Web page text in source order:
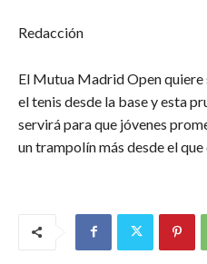
Redacción
El Mutua Madrid Open quiere
el tenis desde la base y esta
servirá para que jóvenes
un trampolín más desde el que